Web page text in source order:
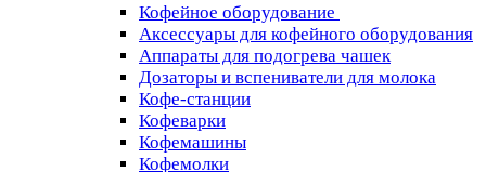
Кофейное оборудование
Аксессуары для кофейного оборудования
Аппараты для подогрева чашек
Дозаторы и вспениватели для молока
Кофе-станции
Кофеварки
Кофемашины
Кофемолки